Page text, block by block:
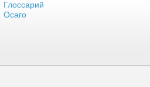
Глоссарий
Осаго